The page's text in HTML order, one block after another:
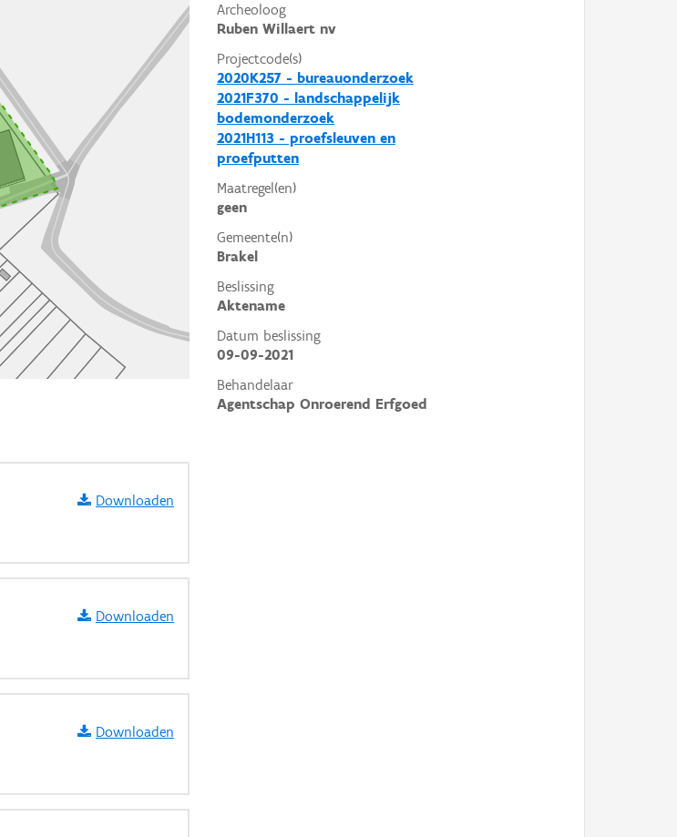
Archeoloog
Ruben Willaert nv
Projectcode(s)
2020K257 - bureauonderzoek
2021F370 - landschappelijk
bodemonderzoek
2021H113 - proefsleuven en
proefputten
Maatregel(en)
geen
Gemeente(n)
Brakel
Beslissing
Aktename
Datum beslissing
09-09-2021
Behandelaar
Agentschap Onroerend Erfgoed
Downloaden
Downloaden
Downloaden